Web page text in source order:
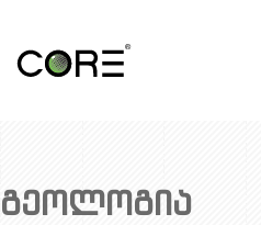
გეოლოგია